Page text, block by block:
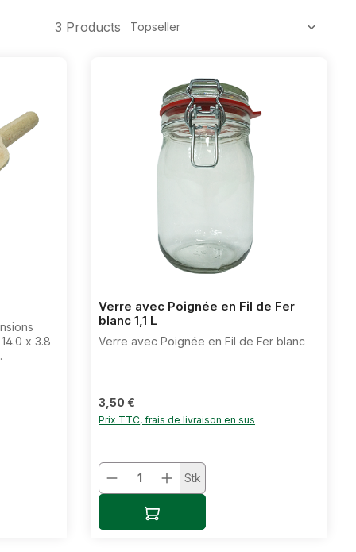
3 Products
ou utilisez les boutons pour
x 3.8
: Entrez la quantité souhaitée ou
Verre avec Poignée en Fil de Fer
blanc 1,1 L
Verre avec Poignée en Fil de Fer blanc
Prix régulier :
3,50 €
Prix TTC, frais de livraison en sus
Quantité de produit :
Stk
Ajouter au panier